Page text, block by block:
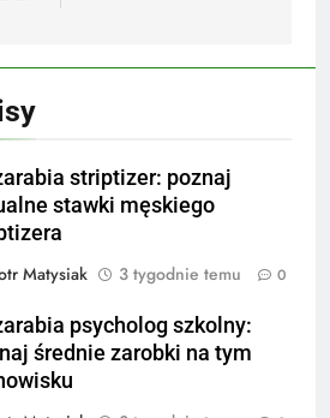
striptizer: poznaj
stawki męskiego
Matysiak
3 tygodnie temu 0
psycholog szkolny:
średnie zarobki na tym